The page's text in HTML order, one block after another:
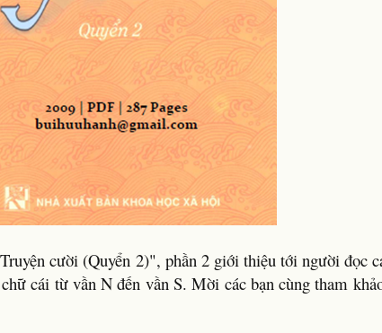
cười (Quyển 2)", phần 2 giới thiệu tới người đọc
cái từ vần N đến vần S. Mời các bạn cùng tham